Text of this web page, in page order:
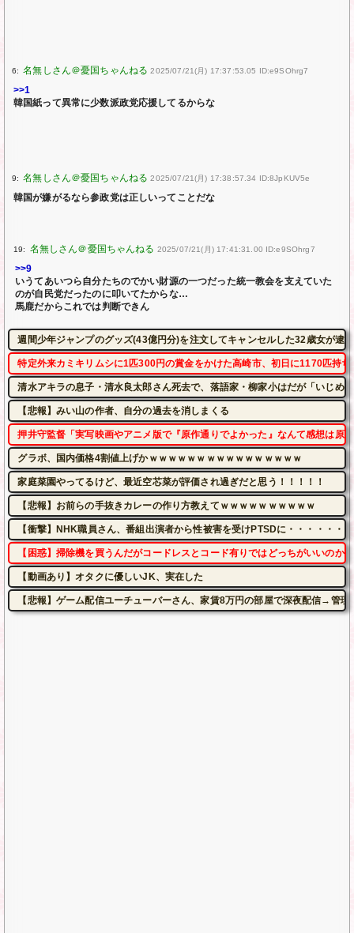
6: 2025/07/21(月) 17:37:53.05 ID:e9SOhrg7
>>1
韓国紙って異常に少数派政党応援してるからな
9: 2025/07/21(月) 17:38:57.34 ID:8JpKUV5e
韓国が嫌がるなら参政党は正しいってことだな
19: 2025/07/21(月) 17:41:31.00 ID:e9SOhrg7
>>9
いうてあいつら自分たちのでかい財源の一つだった統一教会を支えていた
のが自民党だったのに叩いてたからな…
馬鹿だからこれでは判断できん
週間少年ジャンプのグッズ(43億円分)を注文してキャンセルした32歳女が逮捕
特定外来カミキリムシに1匹300円の賞金をかけた高崎市、初日に1170匹持ち
清水アキラの息子・清水良太郎さん死去で、落語家・柳家小はだが「いじめ
【悲報】みい山の作者、自分の過去を消しまくる
押井守監督「実写映画やアニメ版で『原作通りでよかった』なんて感想は原
グラボ、国内価格4割値上げかｗｗｗｗｗｗｗｗｗｗｗｗｗｗｗｗ
家庭菜園やってるけど、最近空芯菜が評価され過ぎだと思う！！！！！
【悲報】お前らの手抜きカレーの作り方教えてｗｗｗｗｗｗｗｗｗｗ
【衝撃】NHK職員さん、番組出演者から性被害を受けPTSDに・・・・・・
【困惑】掃除機を買うんだがコードレスとコード有りではどっちがいいのか
【動画あり】オタクに優しいJK、実在した
【悲報】ゲーム配信ユーチューバーさん、家賃8万円の部屋で深夜配信→管